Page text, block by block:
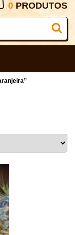
0 PRODUTOS